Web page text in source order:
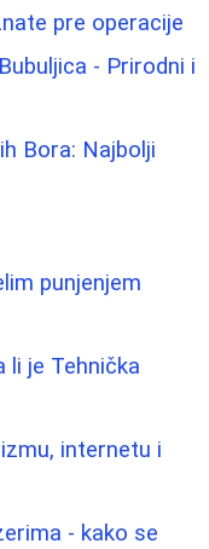
pre operacije
- Prirodni i
Bora: Najbolji
punjenjem
li je Tehnička
internetu i
- kako se